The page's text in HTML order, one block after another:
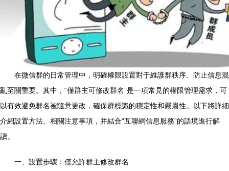
在微信群的日常管理中，明確權限設置對于維護群秩序、防止信息混
亂至關重要。其中，“僅群主可修改群名”是一項常見的權限管理需求，可
以有效避免群名被隨意更改，確保群標識的穩定性和嚴肅性。以下將詳細
介紹設置方法、相關注意事項，并結合“互聯網信息服務”的語境進行解
讀。
一、設置步驟：僅允許群主修改群名